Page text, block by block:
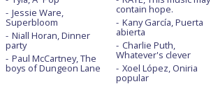
Jessie Ware,
Superbloom
Niall Horan, Dinner
party
Paul McCartney, The
boys of Dungeon Lane
contain hope.
Kany García, Puerta
abierta
Charlie Puth,
Whatever's clever
Xoel López, Oniria
popular